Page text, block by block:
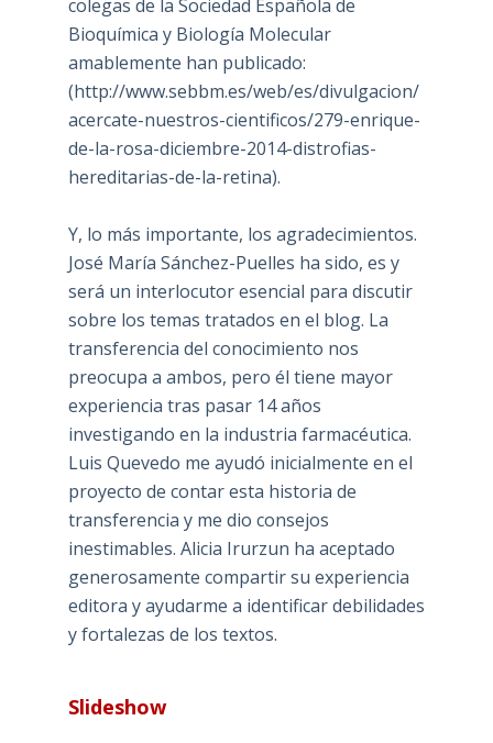
colegas de la Sociedad Española de
Bioquímica y Biología Molecular
amablemente han publicado:
(http://www.sebbm.es/web/es/divulgacion/
acercate-nuestros-cientificos/279-enrique-
de-la-rosa-diciembre-2014-distrofias-
hereditarias-de-la-retina).
Y, lo más importante, los agradecimientos.
José María Sánchez-Puelles ha sido, es y
será un interlocutor esencial para discutir
sobre los temas tratados en el blog. La
transferencia del conocimiento nos
preocupa a ambos, pero él tiene mayor
experiencia tras pasar 14 años
investigando en la industria farmacéutica.
Luis Quevedo me ayudó inicialmente en el
proyecto de contar esta historia de
transferencia y me dio consejos
inestimables. Alicia Irurzun ha aceptado
generosamente compartir su experiencia
editora y ayudarme a identificar debilidades
y fortalezas de los textos.
Slideshow